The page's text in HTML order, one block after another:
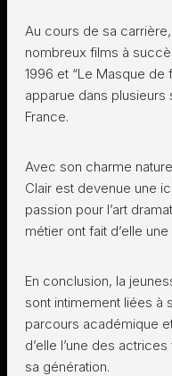
Au cours de sa
nombreux films à
1996 et “Le Masque de
apparue dans
France.
Avec son charme
Clair est devenue une
passion pour l’art
métier ont fait d’elle
En conclusion, la
sont intimement liées à
parcours académique
d’elle l’une des
sa génération.